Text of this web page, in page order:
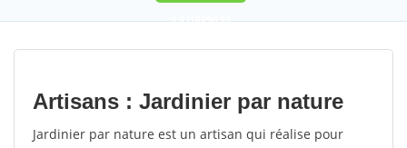
9,5(100%)55
votes
Artisans : Jardinier par nature
Jardinier par nature est un artisan qui réalise pour